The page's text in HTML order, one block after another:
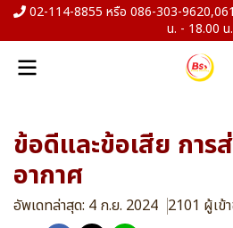
02-114-8855 หรือ 086-303-
น. - 18.00 น.
ข้อดีและข้อเสีย การ
อากาศ
อัพเดทล่าสุด: 4 ก.ย. 2024 2101 ผู้เข้